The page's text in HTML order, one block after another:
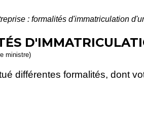
: formalités d'immatriculation
ministre)
différentes formalités, dont